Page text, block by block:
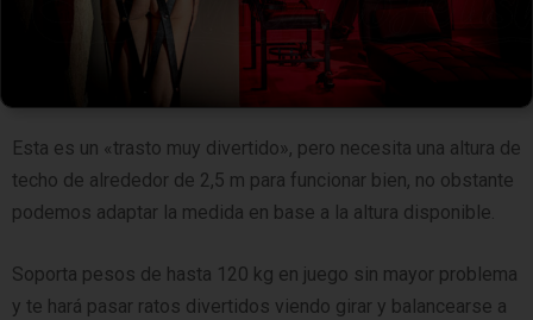
Esta es un «trasto muy divertido», pero necesita una altura de
techo de alrededor de 2,5 m para funcionar bien, no obstante
podemos adaptar la medida en base a la altura disponible.
Soporta pesos de hasta 120 kg en juego sin mayor problema
y te hará pasar ratos divertidos viendo girar y balancearse a